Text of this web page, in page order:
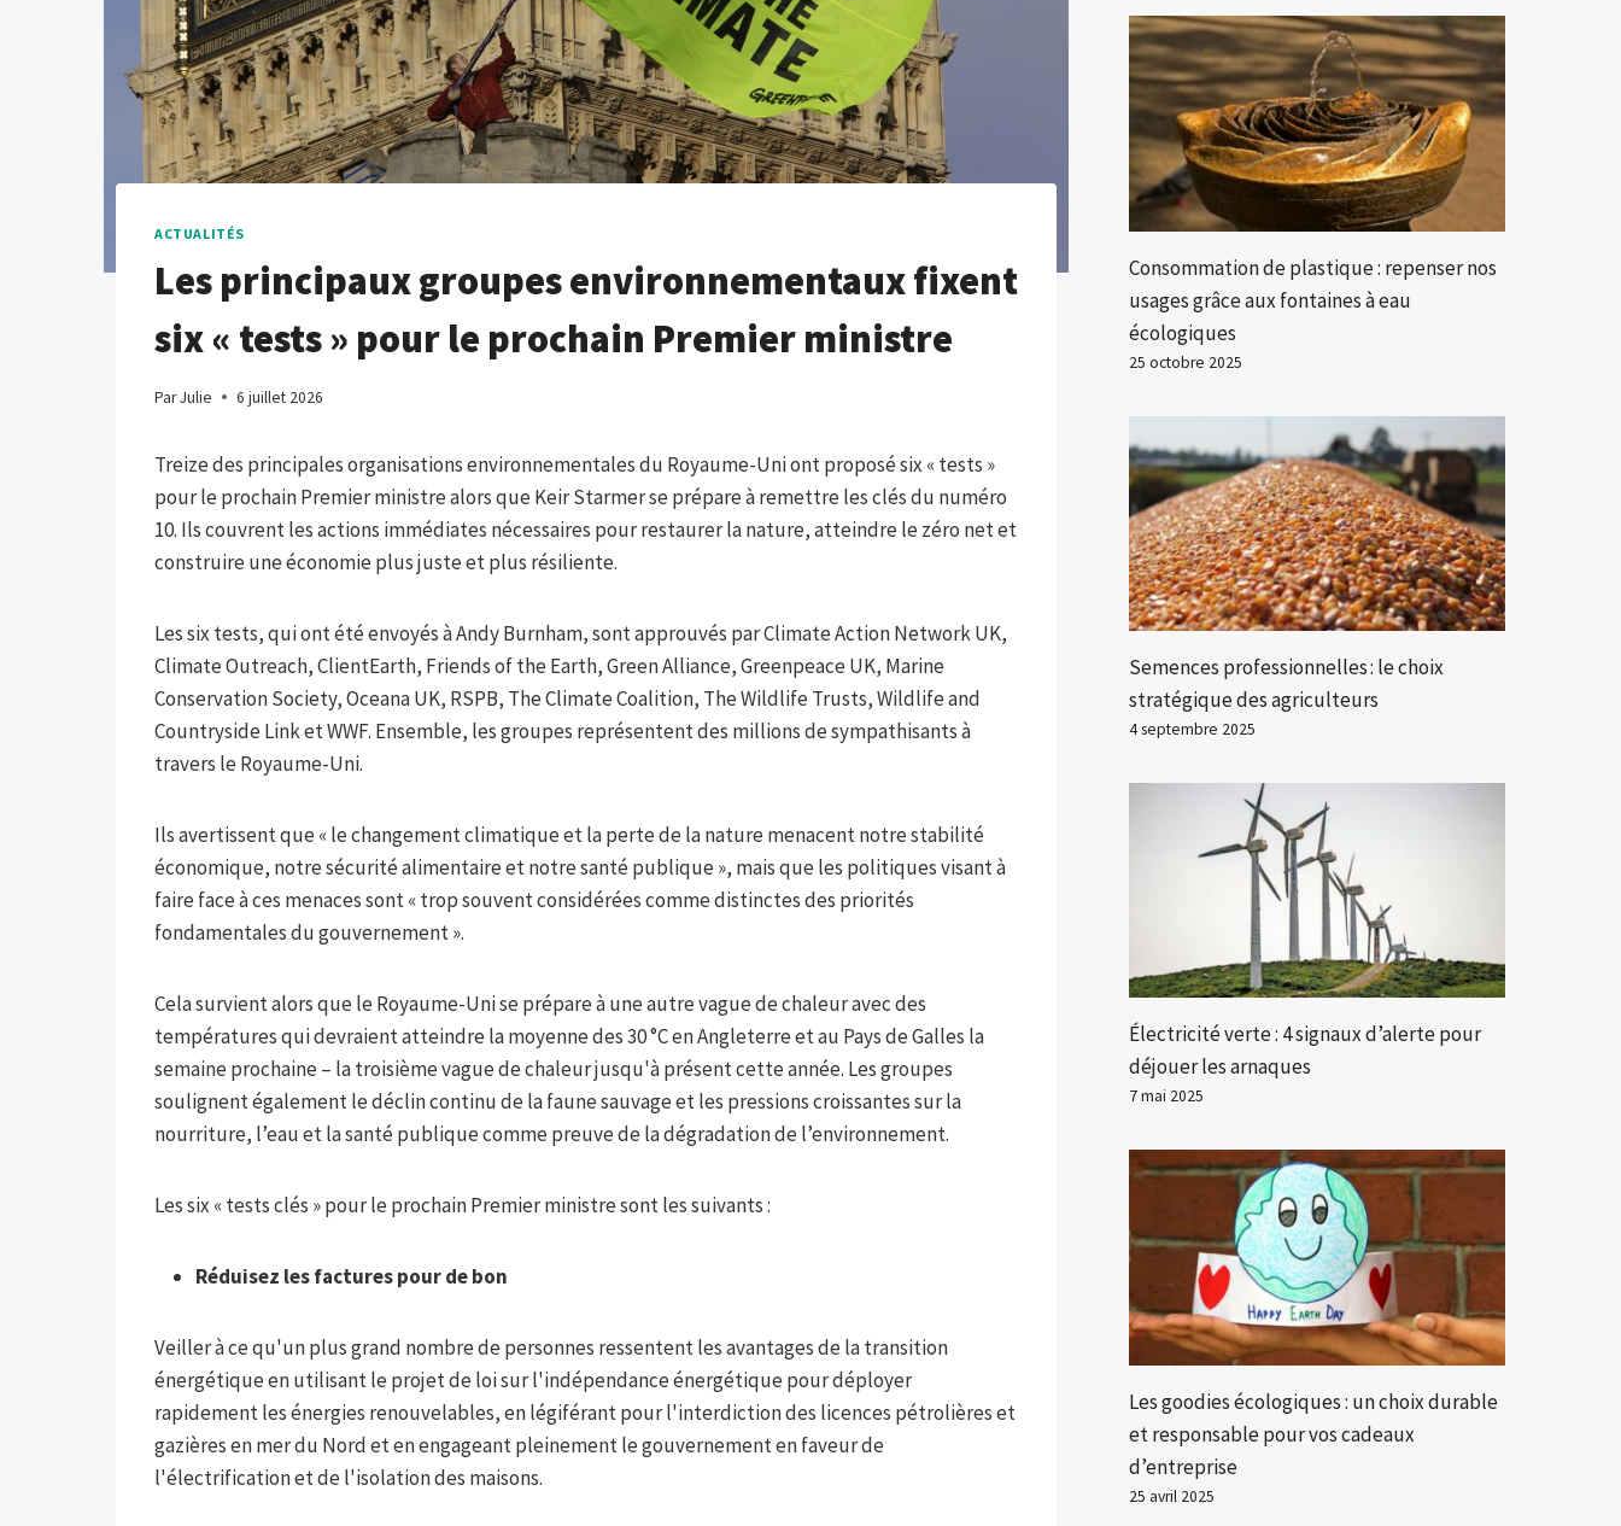
ACTUALITÉS
Les principaux groupes environnementaux fixent
six « tests » pour le prochain Premier ministre
ParJulie 6 juillet 2026
Treize des principales organisations environnementales du Royaume-Uni ont proposé six « tests »
pour le prochain Premier ministre alors que Keir Starmer se prépare à remettre les clés du numéro
10. Ils couvrent les actions immédiates nécessaires pour restaurer la nature, atteindre le zéro net et
construire une économie plus juste et plus résiliente.
Les six tests, qui ont été envoyés à Andy Burnham, sont approuvés par Climate Action Network UK,
Climate Outreach, ClientEarth, Friends of the Earth, Green Alliance, Greenpeace UK, Marine
Conservation Society, Oceana UK, RSPB, The Climate Coalition, The Wildlife Trusts, Wildlife and
Countryside Link et WWF. Ensemble, les groupes représentent des millions de sympathisants à
travers le Royaume-Uni.
Ils avertissent que « le changement climatique et la perte de la nature menacent notre stabilité
économique, notre sécurité alimentaire et notre santé publique », mais que les politiques visant à
faire face à ces menaces sont « trop souvent considérées comme distinctes des priorités
fondamentales du gouvernement ».
Cela survient alors que le Royaume-Uni se prépare à une autre vague de chaleur avec des
températures qui devraient atteindre la moyenne des 30 °C en Angleterre et au Pays de Galles la
semaine prochaine – la troisième vague de chaleur jusqu'à présent cette année. Les groupes
soulignent également le déclin continu de la faune sauvage et les pressions croissantes sur la
nourriture, l’eau et la santé publique comme preuve de la dégradation de l’environnement.
Les six « tests clés » pour le prochain Premier ministre sont les suivants :
Réduisez les factures pour de bon
Veiller à ce qu'un plus grand nombre de personnes ressentent les avantages de la transition
énergétique en utilisant le projet de loi sur l'indépendance énergétique pour déployer
rapidement les énergies renouvelables, en légiférant pour l'interdiction des licences pétrolières et
gazières en mer du Nord et en engageant pleinement le gouvernement en faveur de
l'électrification et de l'isolation des maisons.
Consommation de plastique : repenser nos
usages grâce aux fontaines à eau
écologiques
25 octobre 2025
Semences professionnelles : le choix
stratégique des agriculteurs
4 septembre 2025
Électricité verte : 4 signaux d’alerte pour
déjouer les arnaques
7 mai 2025
Les goodies écologiques : un choix durable
et responsable pour vos cadeaux
d’entreprise
25 avril 2025